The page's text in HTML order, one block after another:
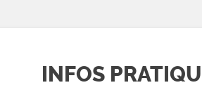
INFOS